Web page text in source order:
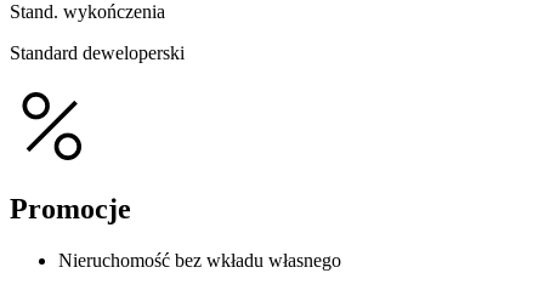
Stand. wykończenia
Standard deweloperski
Promocje
Nieruchomość bez wkładu własnego